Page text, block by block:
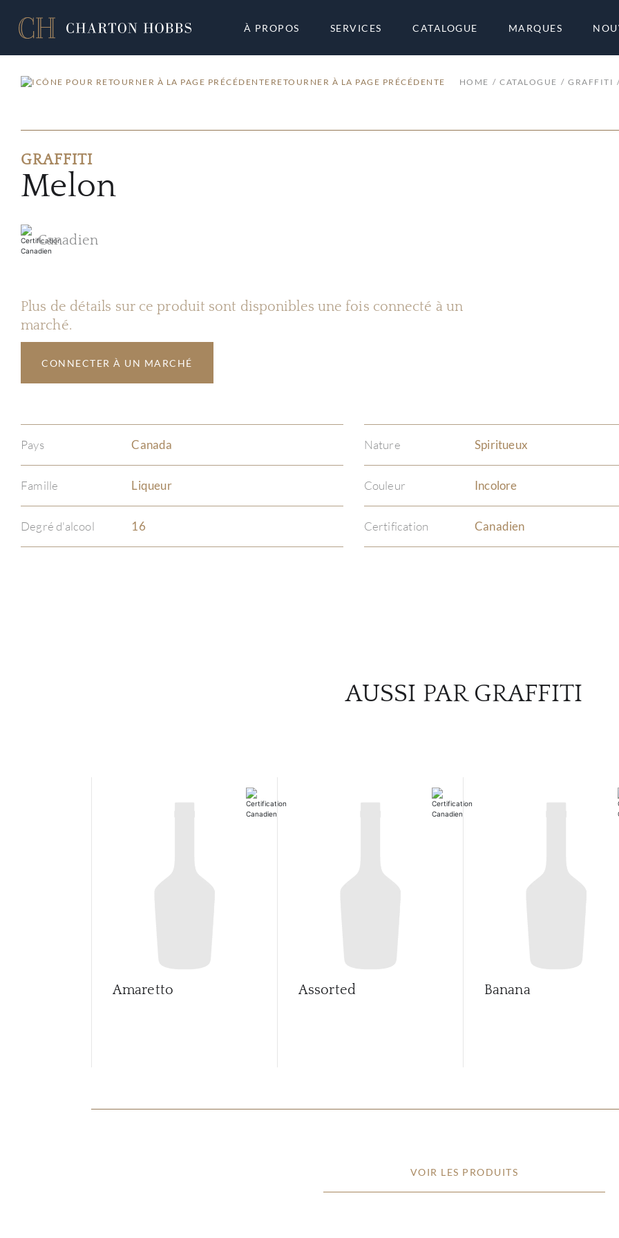
À PROPOS SERVICES CATALOGUE MARQUES
RETOURNER À LA PAGE PRÉCÉDENTE HOME CATALOGUE GRAFFITI
GRAFFITI
Melon
Canadien
Plus de détails sur ce produit sont disponibles une fois connecté à un
marché.
CONNECTER À UN MARCHÉ
Pays Canada Nature Spiritueux
Famille Liqueur Couleur Incolore
Degré d'alcool 16 Certification Canadien
AUSSI PAR GRAFFITI
Amaretto Assorted Banana
VOIR LES PRODUITS